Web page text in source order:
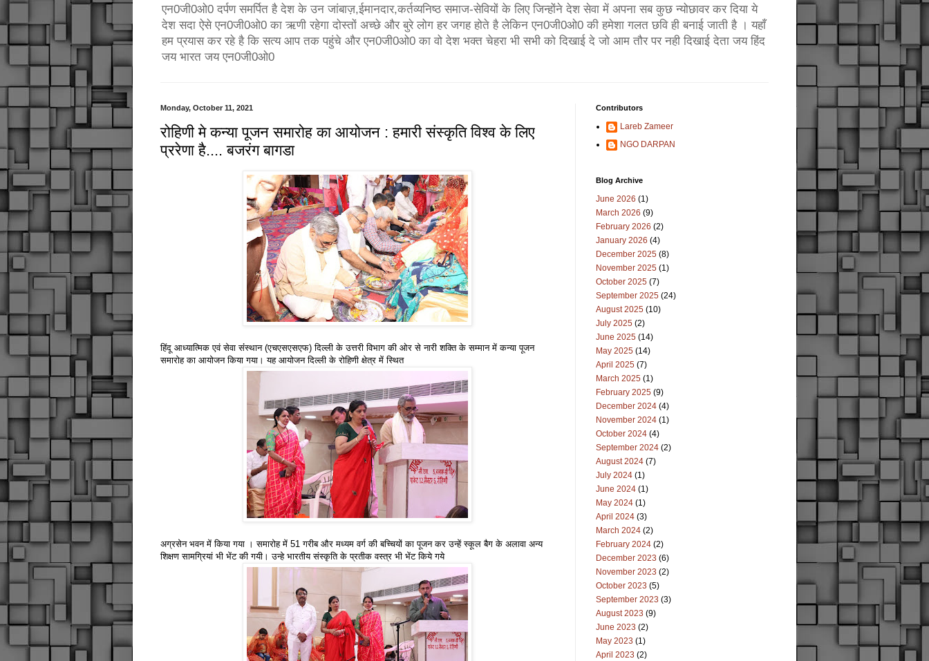
एन0जी0ओ0 दर्पण समर्पित है देश के उन जांबाज़,ईमानदार,कर्तव्यनिष्ठ समाज-सेवियों के लिए जिन्होंने देश सेवा में अपना सब कुछ न्योछावर कर दिया ये
देश सदा ऐसे एन0जी0ओ0 का ऋणी रहेगा दोस्तों अच्छे और बुरे लोग हर जगह होते है लेकिन एन0जी0ओ0 की हमेशा गलत छवि ही बनाई जाती है । यहाँ
हम प्रयास कर रहे है कि सत्य आप तक पहुंचे और एन0जी0ओ0 का वो देश भक्त चेहरा भी सभी को दिखाई दे जो आम तौर पर नही दिखाई देता जय हिंद
जय भारत जय एन0जी0ओ0
Monday, October 11, 2021
रोहिणी मे कन्या पूजन समारोह का आयोजन : हमारी संस्कृति विश्व के लिए
प्ररेणा है.... बजरंग बागडा
हिंदू आध्यात्मिक एवं सेवा संंस्थान (एचएसएसएफ) दिल्ली के उत्तरी विभाग की ओर से नारी शक्ति के सम्मान में कन्या पूजन
समारोह का आयोजन किया गया। यह आयोजन दिल्ली के रोहिणी क्षेत्र में स्थित
अग्रसेन भवन में किया गया । समारोह में 51 गरीब और मध्यम वर्ग की बच्चियों का पूजन कर उन्हें स्कूल बैग के अलावा अन्य
शिक्षण सामग्रियां भी भेंट की गयी। उन्हे भारतीय संस्कृति के प्रतीक वस्त्र भी भेंट किये गये
Contributors
Lareb Zameer
NGO DARPAN
Blog Archive
June 2026 (1)
March 2026 (9)
February 2026 (2)
January 2026 (4)
December 2025 (8)
November 2025 (1)
October 2025 (7)
September 2025 (24)
August 2025 (10)
July 2025 (2)
June 2025 (14)
May 2025 (14)
April 2025 (7)
March 2025 (1)
February 2025 (9)
December 2024 (4)
November 2024 (1)
October 2024 (4)
September 2024 (2)
August 2024 (7)
July 2024 (1)
June 2024 (1)
May 2024 (1)
April 2024 (3)
March 2024 (2)
February 2024 (2)
December 2023 (6)
November 2023 (2)
October 2023 (5)
September 2023 (3)
August 2023 (9)
June 2023 (2)
May 2023 (1)
April 2023 (2)